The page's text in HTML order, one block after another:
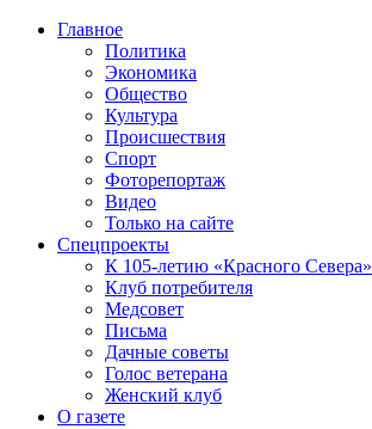
Главное
Политика
Экономика
Общество
Культура
Происшествия
Спорт
Фоторепортаж
Видео
Только на сайте
Спецпроекты
К 105-летию «Красного Севера»
Клуб потребителя
Медсовет
Письма
Дачные советы
Голос ветерана
Женский клуб
О газете